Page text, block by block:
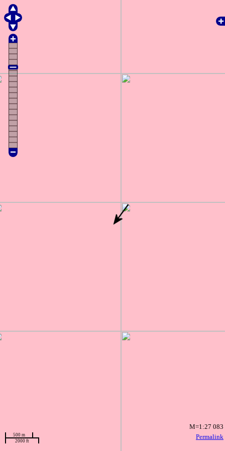
Permalink
500 m
2000 ft
M=1:27 083